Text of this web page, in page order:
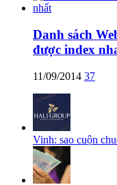
Danh sách
được index
11/09/2014 37
Vinh: sao cuộn